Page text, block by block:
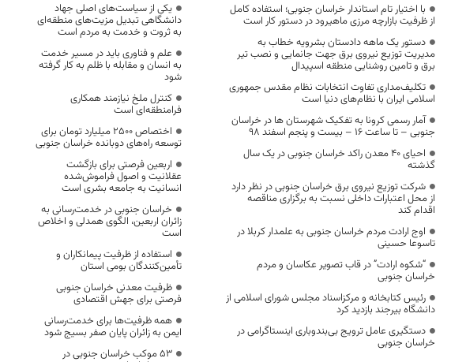
با اختیار تام استاندار خراسان جنوبی؛ استفاده کامل
از ظرفیت بازارچه مرزی ماهیرود در دستور کار است
دستور یک ماهه دادستان بشرویه خطاب به
مدیریت توزیع نیروی برق جهت جانمایی و نصب تیر
برق و تامین روشنایی منطقه اسپیدال
تکلیف‌مداری تفاوت انتخابات نظام مقدس جمهوری
اسلامی ایران با نظام‌های دنیا است
آمار رسمی کرونا به تفکیک شهرستان ها در خراسان
جنوبی – تا ساعت ۱۶ – بیست و پنجم اسفند 98
احیای ۴۰ معدن راکد خراسان جنوبی در یک سال
گذشته
شرکت توزیع نیروی برق خراسان جنوبی در نظر دارد
از محل اعتبارات داخلی نسبت به برگزاری مناقصه
اقدام کند
اوج ارادت مردم خراسان جنوبی به علمدار کربلا در
تاسوعا حسینی
“شکوه ارادت” در قاب تصویر عکاسان و مردم
خراسان جنوبی
رئیس کتابخانه و مرکزاسناد مجلس شورای اسلامی از
دانشگاه بیرجند بازدید کرد
دستگیری عامل ترویج بی‌بندوباری اینستاگرامی در
خراسان جنوبی
یکی از سیاست‌های اصلی جهاد
دانشگاهی تبدیل مزیت‌های منطقه‌ای
به ثروت و خدمت به مردم است
علم و فناوری باید در مسیر خدمت
به انسان و مقابله با ظلم به کار گرفته
شود
کنترل ملخ نیازمند همکاری
فرامنطقه‌ای است
اختصاص 2500 میلیارد تومان برای
توسعه راه‌های دوبانده خراسان جنوبی
اربعین فرصتی برای بازگشت
عقلانیت و اصول فراموش‌شده
انسانیت به جامعه بشری است
خراسان جنوبی در خدمت‌رسانی به
زائران اربعین، الگوی همدلی و اخلاص
است
استفاده از ظرفیت پیمانکاران و
تأمین‌کنندگان بومی استان
ظرفیت معدنی خراسان جنوبی
فرصتی برای جهش اقتصادی
همه ظرفیت‌ها برای خدمت‌رسانی
ایمن به زائران پایان صفر بسیج شود
53 موکب خراسان جنوبی در